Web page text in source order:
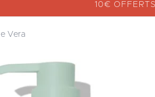
10€
Vera
à l'Aloe Vera